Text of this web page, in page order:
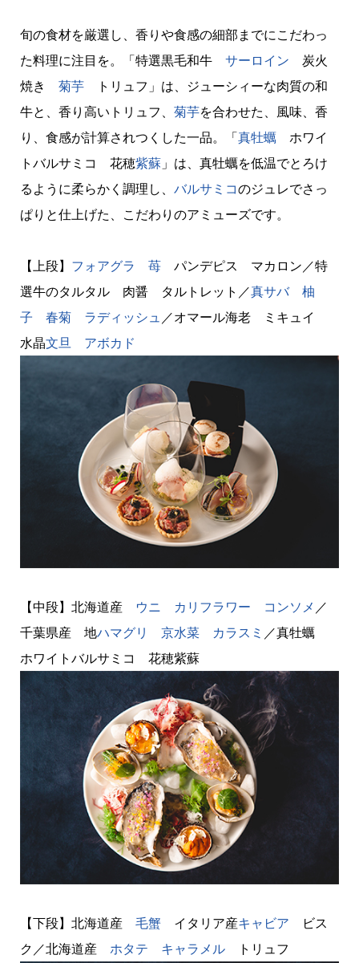
旬の食材を厳選し、香りや食感の細部までにこだわっ
た料理に注目を。「特選黒毛和牛 サーロイン 炭火
焼き 菊芋トリュフ」は、ジューシィーな肉質の和
牛と、香り高いトリュフ、 菊芋を合わせた、風味、香
り、食感が計算されつくした一品。「真牡蠣ホワイ
トバルサミコ 花穂紫蘇」は、真牡蠣を低温でとろけ
るように柔らかく調理し、 バルサミコのジュレでさっ
ぱりと仕上げた、こだわりのアミューズです。
【上段】 フォアグラ 苺パンデピス マカロン／特
選牛のタルタル 肉醤 タルトレット／真サバ
柚
子
春菊 ラディッシュ ／オマール海老 ミキュイ
水晶文旦 アボカド
【中段】北海道産 ウニ カリフラワー コンソメ ／
千葉県産 地ハマグリ 京水菜 カラスミ ／真牡蠣
ホワイトバルサミコ 花穂紫蘇
【下段】北海道産 毛蟹イタリア産キャビア ビス
ク／北海道産 ホタテ キャラメルトリュフ